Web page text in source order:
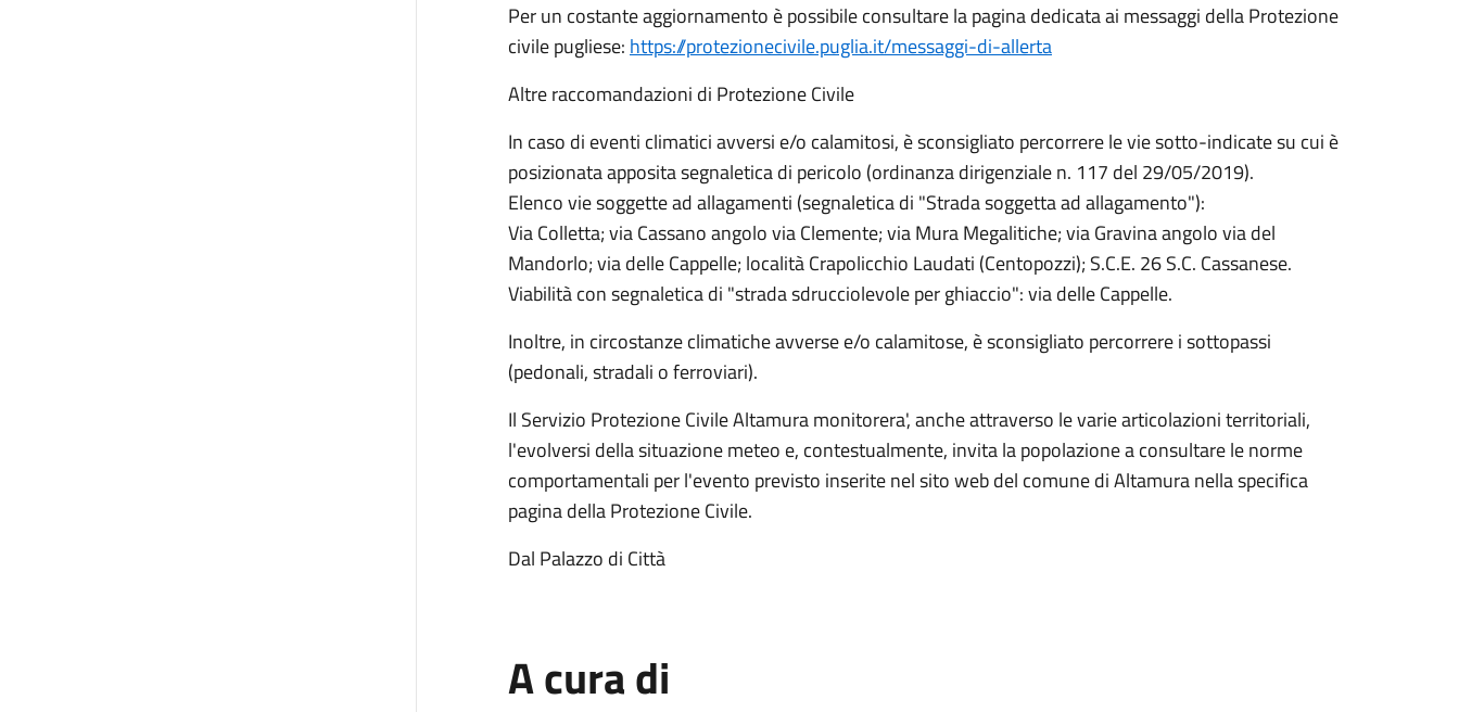
Per un costante aggiornamento è possibile consultare la pagina dedicata ai messaggi della Protezione
civile pugliese: https://protezionecivile.puglia.it/messaggi-di-allerta
Altre raccomandazioni di Protezione Civile
In caso di eventi climatici avversi e/o calamitosi, è sconsigliato percorrere le vie sotto-indicate su cui è
posizionata apposita segnaletica di pericolo (ordinanza dirigenziale n. 117 del 29/05/2019).
Elenco vie soggette ad allagamenti (segnaletica di "Strada soggetta ad allagamento"):
Via Colletta; via Cassano angolo via Clemente; via Mura Megalitiche; via Gravina angolo via del
Mandorlo; via delle Cappelle; località Crapolicchio Laudati (Centopozzi); S.C.E. 26 S.C. Cassanese.
Viabilità con segnaletica di "strada sdrucciolevole per ghiaccio": via delle Cappelle.
Inoltre, in circostanze climatiche avverse e/o calamitose, è sconsigliato percorrere i sottopassi
(pedonali, stradali o ferroviari).
Il Servizio Protezione Civile Altamura monitorera', anche attraverso le varie articolazioni territoriali,
l'evolversi della situazione meteo e, contestualmente, invita la popolazione a consultare le norme
comportamentali per l'evento previsto inserite nel sito web del comune di Altamura nella specifica
pagina della Protezione Civile.
Dal Palazzo di Città
A cura di